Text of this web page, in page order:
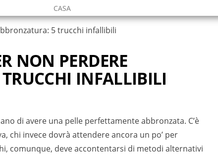
CASA
5 trucchi infallibili
NON PERDERE
INFALLIBILI
di avere una pelle perfettamente abbronzata. C’è
chi invece dovrà attendere ancora un po’ per
comunque, deve accontentarsi di metodi alternativi